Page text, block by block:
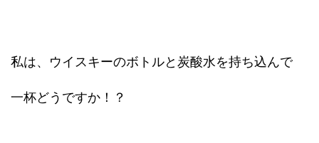
私は、ウイスキーのボトルと炭酸水を持ち込んで
一杯どうですか！？